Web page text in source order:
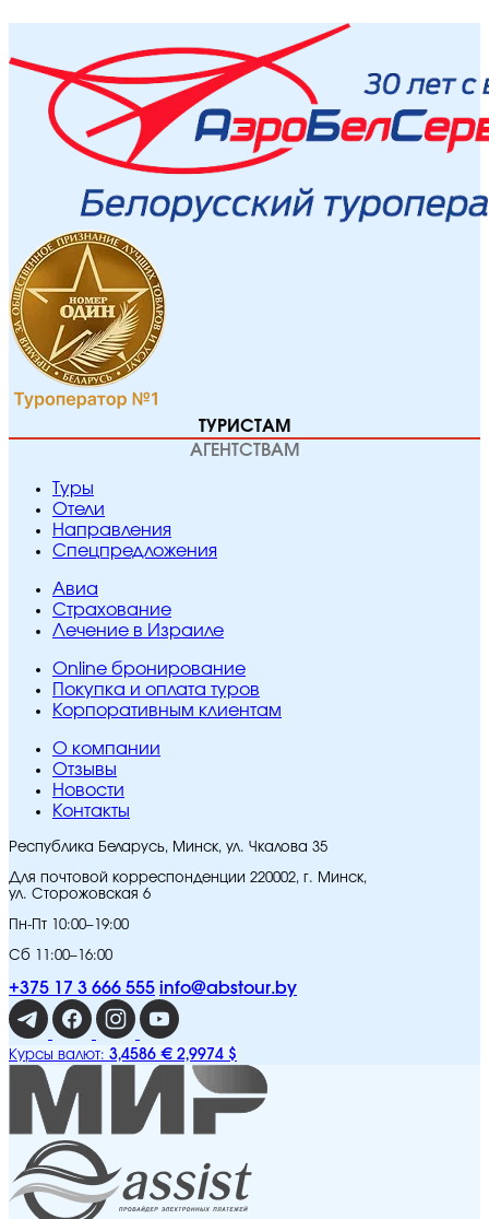
ТУРИСТАМ
АГЕНТСТВАМ
Туры
Отели
Направления
Спецпредложения
Авиа
Страхование
Лечение в Израиле
Online бронирование
Покупка и оплата туров
Корпоративным клиентам
O компании
Отзывы
Новости
Контакты
Республика Беларусь, Минск, ул. Чкалова 35
Для почтовой корреспонденции 220002, г. Минск,
ул. Сторожовская 6
Пн-Пт 10:00–19:00
Сб 11:00–16:00
+375 17 3 666 555 info@abstour.by
Курсы валют: 3,4586 € 2,9974 $